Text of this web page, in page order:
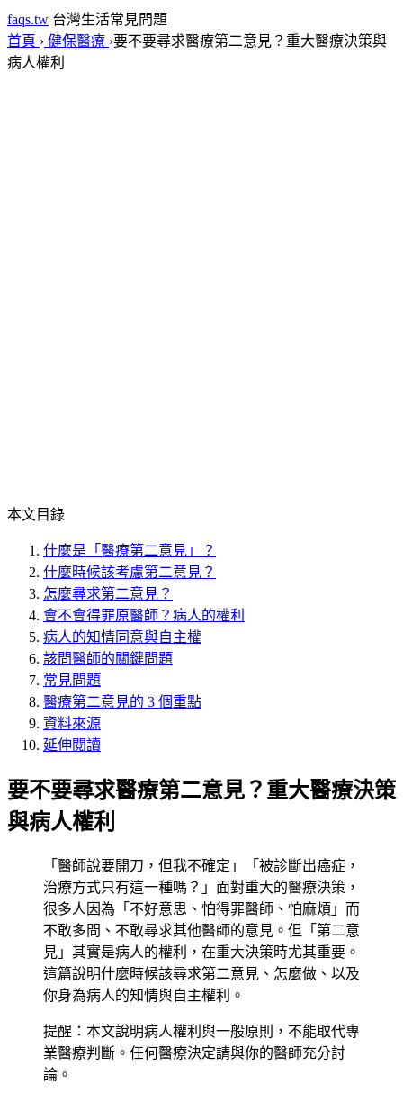
faqs.tw 台灣生活常見問題
首頁 › 健保醫療 ›要不要尋求醫療第二意見？重大醫療決策與
病人權利
本文目錄
什麼是「醫療第二意見」？
什麼時候該考慮第二意見？
怎麼尋求第二意見？
會不會得罪原醫師？病人的權利
病人的知情同意與自主權
該問醫師的關鍵問題
常見問題
醫療第二意見的 3 個重點
資料來源
延伸閱讀
要不要尋求醫療第二意見？重大醫療決策
與病人權利
「醫師說要開刀，但我不確定」「被診斷出癌症，
治療方式只有這一種嗎？」面對重大的醫療決策，
很多人因為「不好意思、怕得罪醫師、怕麻煩」而
不敢多問、不敢尋求其他醫師的意見。但「第二意
見」其實是病人的權利，在重大決策時尤其重要。
這篇說明什麼時候該尋求第二意見、怎麼做、以及
你身為病人的知情與自主權利。
提醒：本文說明病人權利與一般原則，不能取代專
業醫療判斷。任何醫療決定請與你的醫師充分討
論。